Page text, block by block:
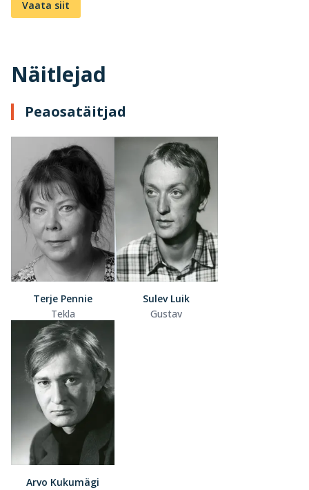
Vaata siit
Näitlejad
Peaosatäitjad
Terje Pennie
Tekla
Sulev Luik
Gustav
Arvo Kukumägi